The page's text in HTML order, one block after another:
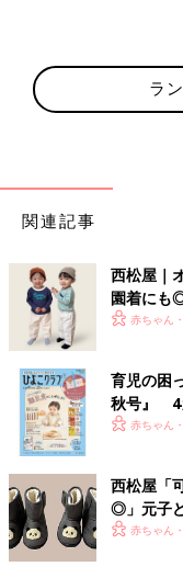
ラ
関連記事
西松屋｜
園着にも
Tシャツ5
赤ちゃん
育児の困
秋号』 4
いっぱい
赤ちゃん
西松屋「
◎」元子
赤ちゃん